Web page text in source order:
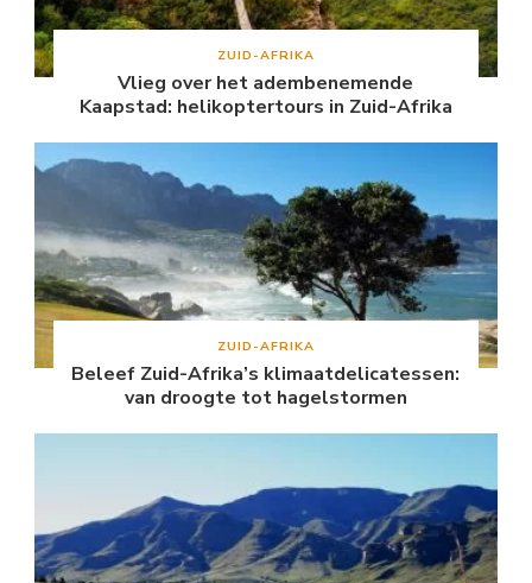
ZUID-AFRIKA
Vlieg over het adembenemende
Kaapstad: helikoptertours in Zuid-Afrika
ZUID-AFRIKA
Beleef Zuid-Afrika’s klimaatdelicatessen:
van droogte tot hagelstormen